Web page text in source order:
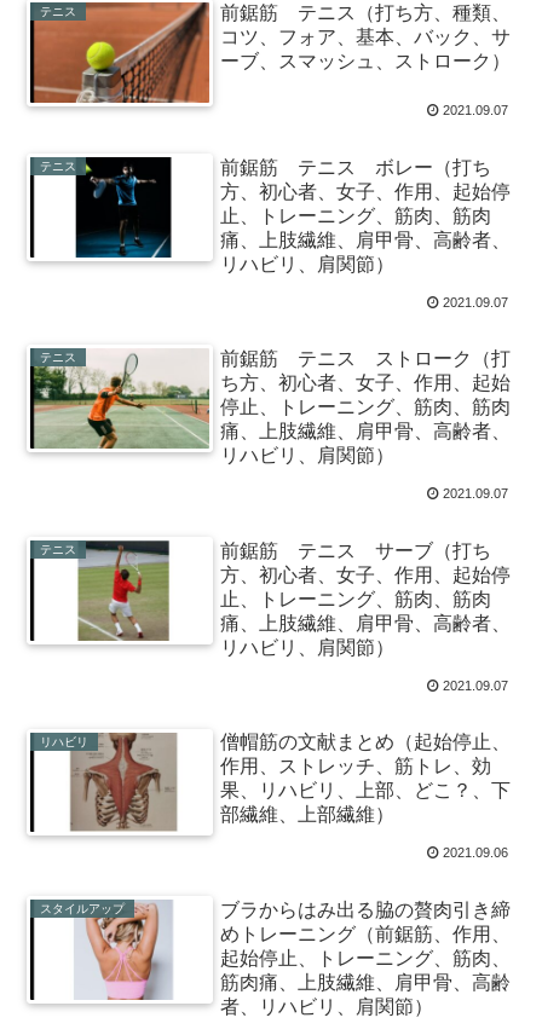
テニス
前鋸筋 テニス（打ち方、種類、
コツ、フォア、基本、バック、サ
ーブ、スマッシュ、ストローク）
2021.09.07
テニス
前鋸筋 テニス ボレー（打ち
方、初心者、女子、作用、起始停
止、トレーニング、筋肉、筋肉
痛、上肢繊維、肩甲骨、高齢者、
リハビリ、肩関節）
2021.09.07
テニス
前鋸筋 テニス ストローク（打
ち方、初心者、女子、作用、起始
停止、トレーニング、筋肉、筋肉
痛、上肢繊維、肩甲骨、高齢者、
リハビリ、肩関節）
2021.09.07
テニス
前鋸筋 テニス サーブ（打ち
方、初心者、女子、作用、起始停
止、トレーニング、筋肉、筋肉
痛、上肢繊維、肩甲骨、高齢者、
リハビリ、肩関節）
2021.09.07
リハビリ
僧帽筋の文献まとめ（起始停止、
作用、ストレッチ、筋トレ、効
果、リハビリ、上部、どこ？、下
部繊維、上部繊維）
2021.09.06
スタイルアップ
ブラからはみ出る脇の贅肉引き締
めトレーニング（前鋸筋、作用、
起始停止、トレーニング、筋肉、
筋肉痛、上肢繊維、肩甲骨、高齢
者、リハビリ、肩関節）